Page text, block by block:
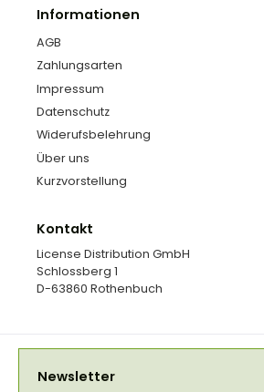
Informationen
AGB
Zahlungsarten
Impressum
Datenschutz
Widerufsbelehrung
Über uns
Kurzvorstellung
Kontakt
License Distribution GmbH
Schlossberg 1
D-63860 Rothenbuch
Newsletter